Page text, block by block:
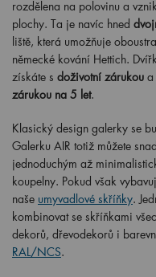
rozdělena na polovinu a
plochy. Ta je navíc hned
liště, která umožňuje
německé kování Hettich.
získáte s doživotní zárukou a
zárukou na 5 let.
Klasický design galerky se
Galerku AIR totiž můžete
jednoduchým až
koupelny. Pokud však
naše umyvadlové skříňky.
kombinovat se skříňkami
dekorů, dřevodekorů i
RAL/NCS.